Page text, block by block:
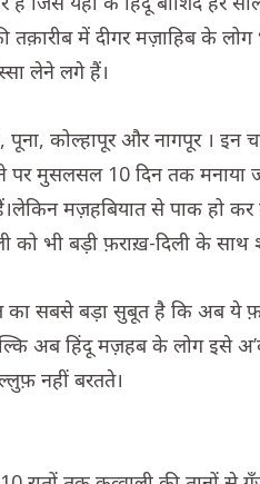
में दीगर मज़ाहिब के लोग
लेने लगे हैं।
पूना, कोल्हापूर और नागपूर । इन
पर मुसलसल 10 दिन तक मनाया
मज़हबियात से पाक हो कर
भी बड़ी फ़राख़-दिली के साथ
सबसे बड़ा सुबूत है कि अब ये फ़न
अब हिंदू मज़हब के लोग इसे
नहीं बरतते।